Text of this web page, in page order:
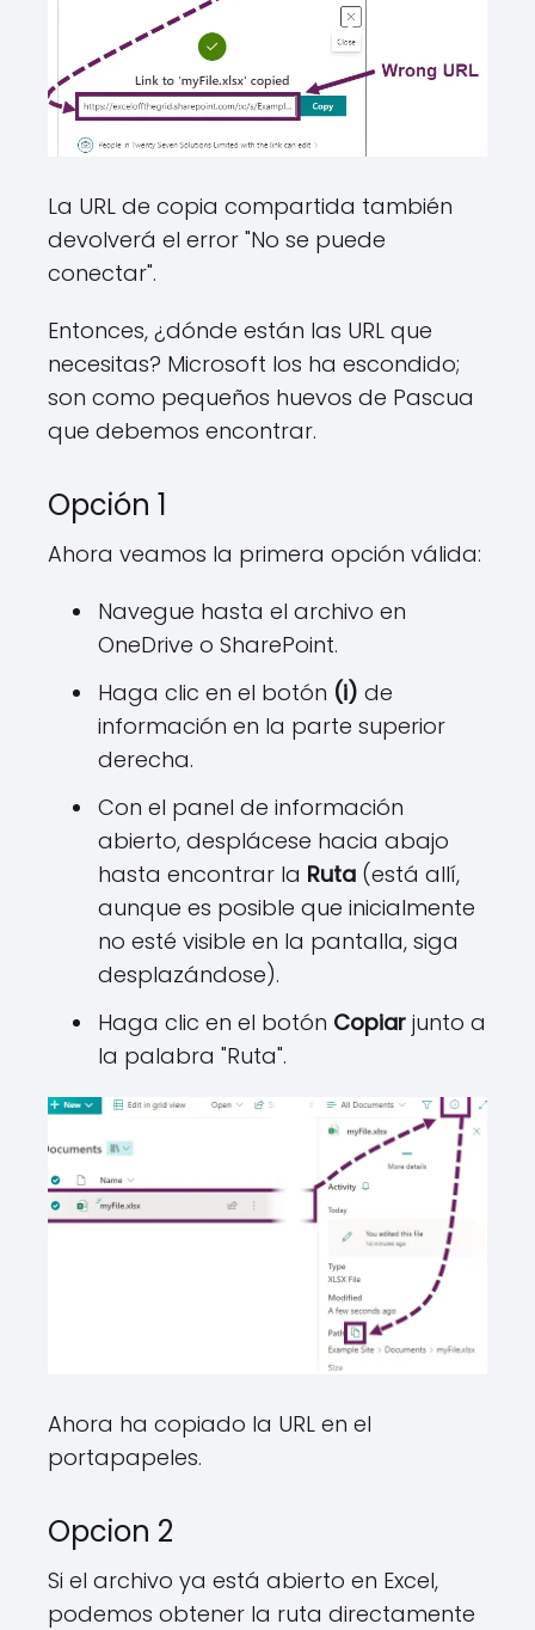
La URL de copia compartida también
devolverá el error "No se puede
conectar".
Entonces, ¿dónde están las URL que
necesitas? Microsoft los ha escondido;
son como pequeños huevos de Pascua
que debemos encontrar.
Opción 1
Ahora veamos la primera opción válida:
Navegue hasta el archivo en
OneDrive o SharePoint.
Haga clic en el botón (i) de
información en la parte superior
derecha.
Con el panel de información
abierto, desplácese hacia abajo
hasta encontrar la Ruta (está allí,
aunque es posible que inicialmente
no esté visible en la pantalla, siga
desplazándose).
Haga clic en el botón Copiar junto a
la palabra "Ruta".
Ahora ha copiado la URL en el
portapapeles.
Opcion 2
Si el archivo ya está abierto en Excel,
podemos obtener la ruta directamente